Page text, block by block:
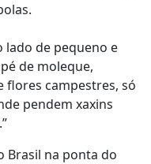
lado de pequeno e
de moleque,
flores campestres, só
pendem xaxins
Brasil na ponta do